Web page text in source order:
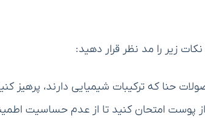
زیر را مد نظر قرار دهید:
حنا که ترکیبات شیمیایی دارند، پرهیز
پوست امتحان کنید تا از عدم حساسیت